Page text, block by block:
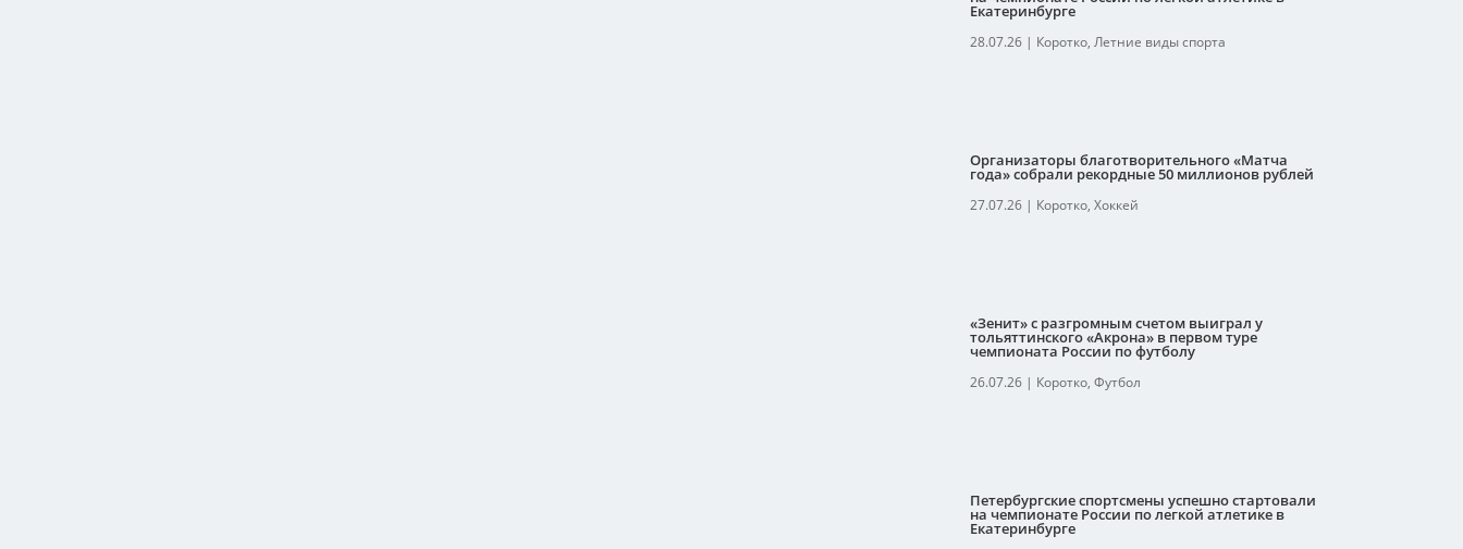
Екатеринбурге
28.07.26| Коротко, Летние виды спорта
Организаторы благотворительного «Матча
года» собрали рекордные 50 миллионов рублей
27.07.26| Коротко, Хоккей
«Зенит» с разгромным счетом выиграл у
тольяттинского «Акрона» в первом туре
чемпионата России по футболу
26.07.26| Коротко, Футбол
Петербургские спортсмены успешно стартовали
на чемпионате России по легкой атлетике в
Екатеринбурге